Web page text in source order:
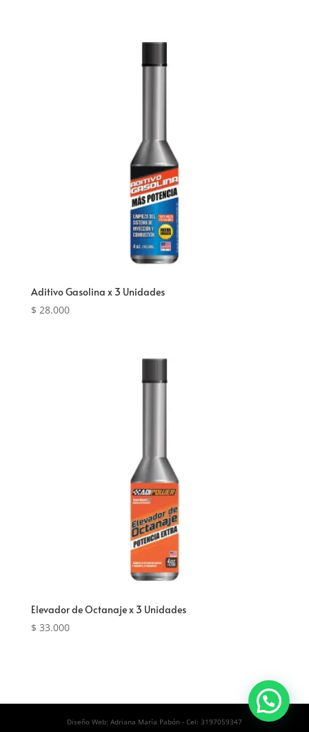
Aditivo Gasolina x 3 Unidades
$ 28.000
Elevador de Octanaje x 3 Unidades
$ 33.000
Diseño Web: Adriana María Pabón - Cel: 3197059347